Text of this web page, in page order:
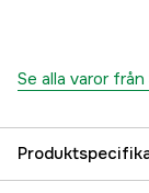
Se alla varor